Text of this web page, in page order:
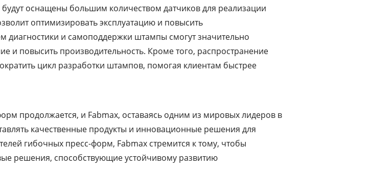
оснащены большим количеством датчиков для реализации
оптимизировать эксплуатацию и повысить
диагностики и самоподдержки штампы смогут значительно
и повысить производительность. Кроме того, распространение
цикл разработки штампов, помогая клиентам быстрее
продолжается, и Fabmax, оставаясь одним из мировых лидеров в
качественные продукты и инновационные решения для
гибочных пресс-форм, Fabmax стремится к тому, чтобы
решения, способствующие устойчивому развитию